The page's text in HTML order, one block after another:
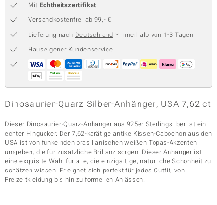
BY DE MELO
Collection
Classics
Mit Echtheitszertifikat
Versandkostenfrei ab 99,- €
Lieferung nach Deutschland
innerhalb von 1-3 Tagen
Hauseigener Kundenservice
Dinosaurier-Quarz Silber-Anhänger, USA 7,62 ct
Dieser Dinosaurier-Quarz-Anhänger aus 925er Sterlingsilber ist ein
echter Hingucker. Der 7,62-karätige antike Kissen-Cabochon aus den
USA ist von funkelnden brasilianischen weißen Topas-Akzenten
umgeben, die für zusätzliche Brillanz sorgen. Dieser Anhänger ist
eine exquisite Wahl für alle, die einzigartige, natürliche Schönheit zu
schätzen wissen. Er eignet sich perfekt für jedes Outfit, von
Freizeitkleidung bis hin zu formellen Anlässen.